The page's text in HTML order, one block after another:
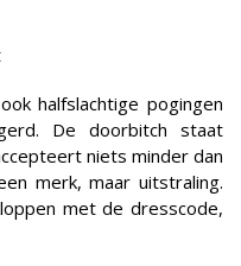
halfslachtige pogingen
De doorbitch staat
niets minder dan
merk, maar uitstraling.
met de dresscode,